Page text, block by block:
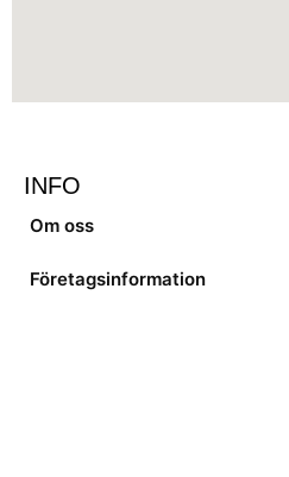
INFO
Om oss
Företagsinformation